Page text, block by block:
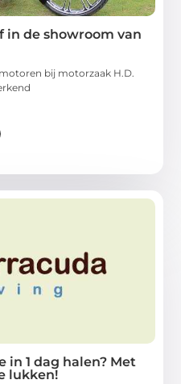
in de showroom van
bij motorzaak H.D.
in 1 dag halen? Met
lukken!